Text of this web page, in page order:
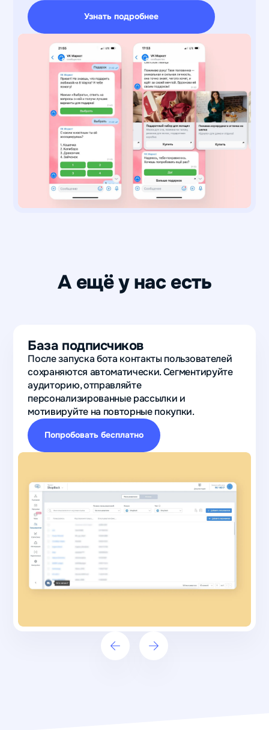
Узнать подробнее
А ещё у нас есть
База подписчиков
После запуска бота контакты пользователей
сохраняются автоматически. Сегментируйте
аудиторию, отправляйте
персонализированные рассылки и
мотивируйте на повторные покупки.
Попробовать бесплатно